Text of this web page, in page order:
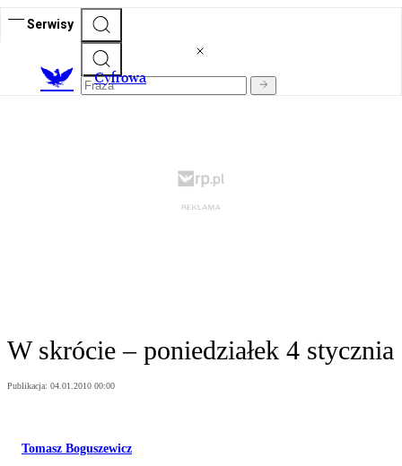
Serwisy
Cyfrowa
W skrócie – poniedziałek 4 stycznia
Publikacja: 04.01.2010 00:00
Tomasz Boguszewicz